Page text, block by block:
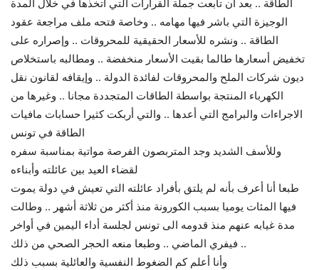
الطاقة .. بعد أن تابعت جملة القرارات التي اتخذها في خلال المدة
الوجيزة التي باشر فيها مهامه .. وخاصة فتحه ملف مراجعة عقود
الطاقة .. ونشره للأسعار الحقيقية للمحروقات .. وإصراره على
تخفيض أسعارها طالما بقيت الأسعار منخفضة .. ومطالبه باستخلاص
ديون شركات الملح والمحروقات لفائدة الدولة .. وإيقافه لقانون نقل
الكهرباء المنتجة بواسطة الطاقات المتجددة مجانا .. وغيرها من
الاجراءات والبرامج التي أعدها .. والتي أربكت كثيرا حسابات مافيات
الطاقة في تونس
وللأسف الشديد وجد المتربصون الفرصة مواتية بمناسبة سفره
لقضاء العيد بين عائلته وأبناءه
طبعا أنا أعرف بأنه لم يلتق بأفراد عائلته التي تعيش في دولة يموت
فيها المئات يوميا بسبب الكورونة منذ أكثر من ثلاثة أشهر .. وطالت
مدة غيابه عنهم منذ قدومه الى تونس لجلسة أداء اليمين في أواخر
فيفري الماضي .. وطبعا منعه الحجر الصحي من ذلك ..
وأنا أعلم كم الضغوط النفسية والعائلية بسبب ذلك